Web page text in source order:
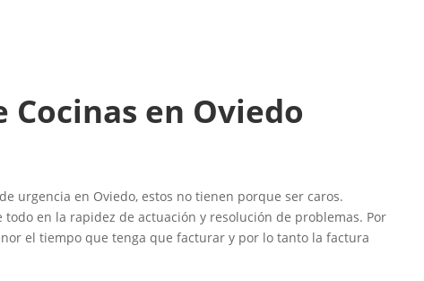
en Oviedo
urgencia en Oviedo, estos no tienen porque ser caros.
en la rapidez de actuación y resolución de problemas. Por
el tiempo que tenga que facturar y por lo tanto la factura